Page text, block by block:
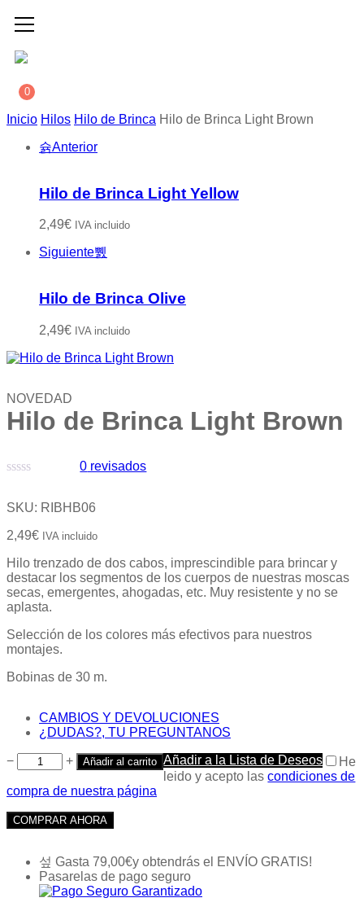
0
Inicio Hilos Hilo de Brinca Hilo de Brinca Light Brown
Anterior
Hilo de Brinca Light Yellow
2,49€ IVA incluido
Siguiente
Hilo de Brinca Olive
2,49€ IVA incluido
NOVEDAD
Hilo de Brinca Light Brown
0
5
0 revisados
SKU: RIBHB06
2,49€ IVA incluido
Hilo trenzado de dos cabos, imprescindible para brincar y
destacar los segmentos de los cuerpos de nuestras moscas
secas, emergentes, ahogadas, etc. Muy resistente y no se
aplasta.
Selección de los colores más efectivos para nuestros
montajes.
Bobinas de 30 m.
CAMBIOS Y DEVOLUCIONES
¿DUDAS?, TU PREGUNTANOS
− + Añadir al carrito Añadir a la Lista de Deseos
He
leido y acepto lascondiciones de
compra de nuestra página
COMPRAR AHORA
Gasta 79,00€y obtendrás el ENVÍO GRATIS!
Pasarelas de pago seguro